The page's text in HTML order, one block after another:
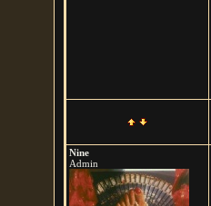
Nine
Admin